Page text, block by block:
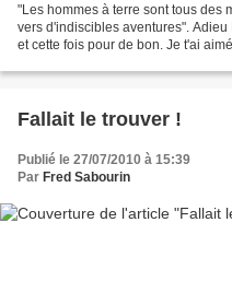
"Les hommes à terre sont tous des
vers d'indiscibles aventures".
et cette fois pour de bon. Je t'ai
Fallait le trouver !
Publié le 27/07/2010 à 15:39
Par Fred Sabourin